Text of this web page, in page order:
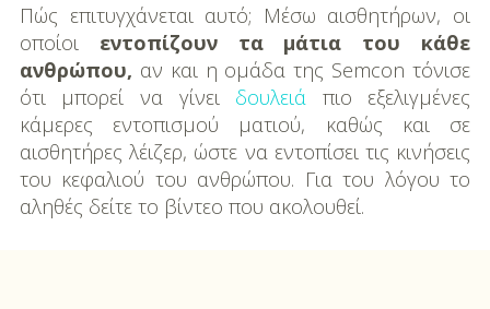
Πώς επιτυγχάνεται αυτό; Μέσω αισθητήρων, οι
οποίοι εντοπίζουν τα μάτια του κάθε
ανθρώπου, αν και η ομάδα της Semcon τόνισε
ότι μπορεί να γίνει δουλειά πιο εξελιγμένες
κάμερες εντοπισμού ματιού, καθώς και σε
αισθητήρες λέιζερ, ώστε να εντοπίσει τις κινήσεις
του κεφαλιού του ανθρώπου. Για του λόγου το
αληθές δείτε το βίντεο που ακολουθεί.